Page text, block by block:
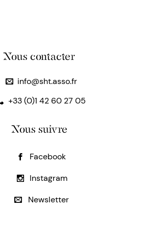
Nous contacter
info@sht.asso.fr
+33 (0)1 42 60 27 05
Nous suivre
Facebook
Instagram
Newsletter